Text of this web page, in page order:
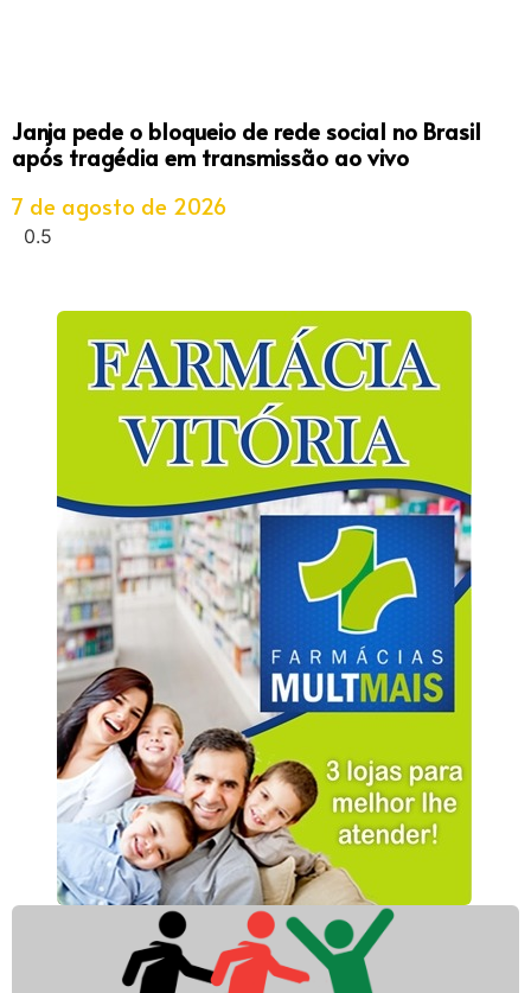
Janja pede o bloqueio de rede social no Brasil
após tragédia em transmissão ao vivo
7 de agosto de 2026